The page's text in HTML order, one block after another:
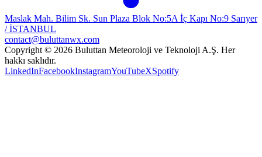
Maslak Mah. Bilim Sk. Sun Plaza Blok No:5A İç Kapı No:9 Sarıyer
/ İSTANBUL
contact@buluttanwx.com
Copyright © 2026 Buluttan Meteoroloji ve Teknoloji A.Ş. Her
hakkı saklıdır.
LinkedInFacebookInstagramYouTubeXSpotify